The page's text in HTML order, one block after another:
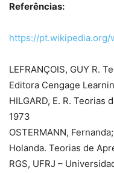
Referências:
https://pt.wikipedia.org/
LEFRANÇOIS, GUY R.
Editora Cengage
HILGARD, E. R. Teorias
1973
OSTERMANN,
Holanda. Teorias de
RGS, UFRJ –